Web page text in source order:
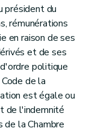
président du
rémunérations
en raison de ses
et de ses
politique
de la
est égale ou
de l'indemnité
de la Chambre